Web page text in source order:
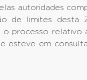
autoridades
de limites desta
processo relativo
esteve em